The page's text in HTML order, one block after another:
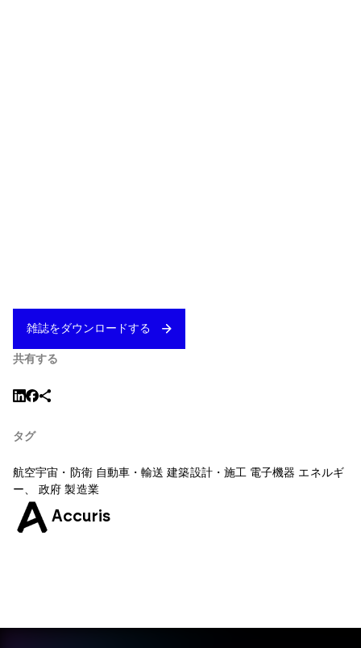
共有する
タグ
航空宇宙・防衛 自動車・輸送 建築設計・施工 電子機器 エネルギ
ー、 政府 製造業
Accuris
雑誌をダウンロードする